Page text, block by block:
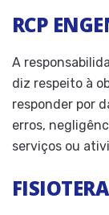
RCP
A
diz respeito à
responder por
erros,
serviços ou